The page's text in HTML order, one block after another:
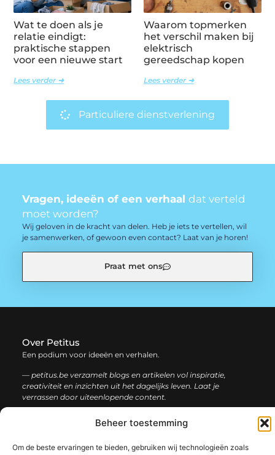
Beheer toestemming
Om de beste ervaringen te bieden, gebruiken wij technologieën zoals
Wat te doen als je
relatie eindigt:
praktische stappen
voor een nieuwe start
Lees verder ➜
Waarom topmerken
het verschil maken bij
elektrisch
gereedschap kopen
Lees verder ➜
Particuliere dienstverlening
Vragen, ideeën of een verhaal dat verteld
moet worden?
Wij geloven in de kracht van delen. Heb je iets te vertellen, wil
je samenwerken, of gewoon even contact? Laat van je horen!
Praat met ons
Over Petitus
Een podium voor ideeën en verhalen.
— petitus.be verzamelt blogs en artikelen vol inspiratie,
creativiteit en inzichten uit het dagelijks leven. Laat je
verrassen door uiteenlopende content.
informatie